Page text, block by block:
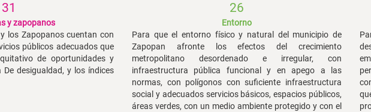
31
y zapopanos
los Zapopanos cuentan con
públicos adecuados que
de oportunidades y
desigualdad, y los índices
26
Entorno
Para que el entorno físico y natural del municipio de
Zapopan afronte los efectos del crecimiento
metropolitano desordenado e irregular, con
infraestructura pública funcional y en apego a las
normas, con polígonos con suficiente infraestructura
social y adecuados servicios básicos, espacios públicos,
áreas verdes, con un medio ambiente protegido y con el